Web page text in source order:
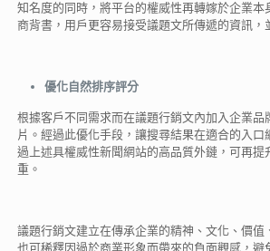
知名度的同時，將平台的權威性再轉嫁於企業本
商背書，用戶更容易接受議題文所傳遞的資訊，
優化自然排序評分
根據客戶不同需求而在議題行銷文內加入企業品
片。經過此優化手段，讓搜尋結果在適合的入口
過上述具權威性新聞網站的高品質外鏈，可再提
重。
議題行銷文建立在傳承企業的精神、文化、價值
也可稀釋因過於商業形象而帶來的負面觀感，避